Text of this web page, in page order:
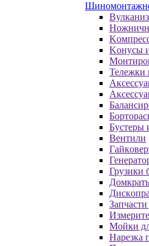
Koнуcы
Teлeжки
Буcтepы
Вентили
Грузики
Мойки
Нарезка